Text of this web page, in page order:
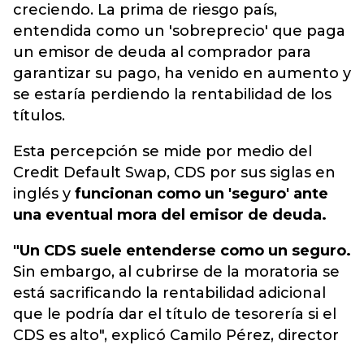
creciendo. La prima de riesgo país,
entendida como un 'sobreprecio' que paga
un emisor de deuda al comprador para
garantizar su pago, ha venido en aumento y
se estaría perdiendo la rentabilidad de los
títulos.
Esta percepción se mide por medio del
Credit Default Swap, CDS por sus siglas en
inglés y funcionan como un 'seguro' ante
una eventual mora del emisor de deuda.
"Un CDS suele entenderse como un seguro.
Sin embargo, al cubrirse de la moratoria se
está sacrificando la rentabilidad adicional
que le podría dar el título de tesorería si el
CDS es alto", explicó Camilo Pérez, director